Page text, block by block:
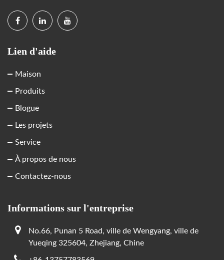
Lien d'aide
Maison
Produits
Blogue
Les projets
Service
À propos de nous
Contactez-nous
Informations sur l'entreprise
No.66, Punan 5 Road, ville de Wengyang, ville de
Yueqing 325604, Zhejiang, Chine